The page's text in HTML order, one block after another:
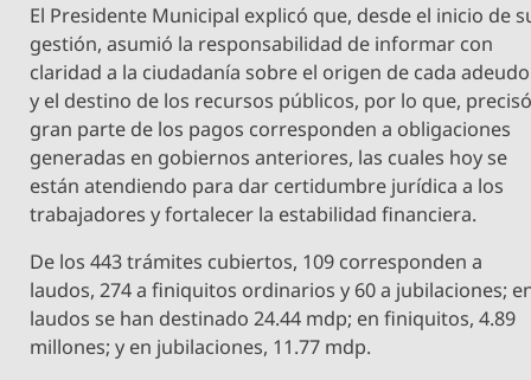
El Presidente Municipal explicó que, desde el inicio de
gestión, asumió la responsabilidad de informar con
claridad a la ciudadanía sobre el origen de cada adeudo
y el destino de los recursos públicos, por lo que,
gran parte de los pagos corresponden a obligaciones
generadas en gobiernos anteriores, las cuales hoy se
están atendiendo para dar certidumbre jurídica a los
trabajadores y fortalecer la estabilidad financiera.
De los 443 trámites cubiertos, 109 corresponden a
laudos, 274 a finiquitos ordinarios y 60 a jubilaciones;
laudos se han destinado 24.44 mdp; en finiquitos, 4.89
millones; y en jubilaciones, 11.77 mdp.